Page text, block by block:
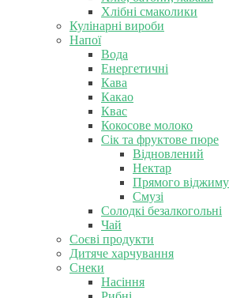
Хлібні смаколики
Кулінарні вироби
Напої
Вода
Енергетичні
Кава
Какао
Квас
Кокосове молоко
Сік та фруктове пюре
Відновлений
Нектар
Прямого віджиму
Смузі
Солодкі безалкогольні
Чай
Соєві продукти
Дитяче харчування
Снеки
Насіння